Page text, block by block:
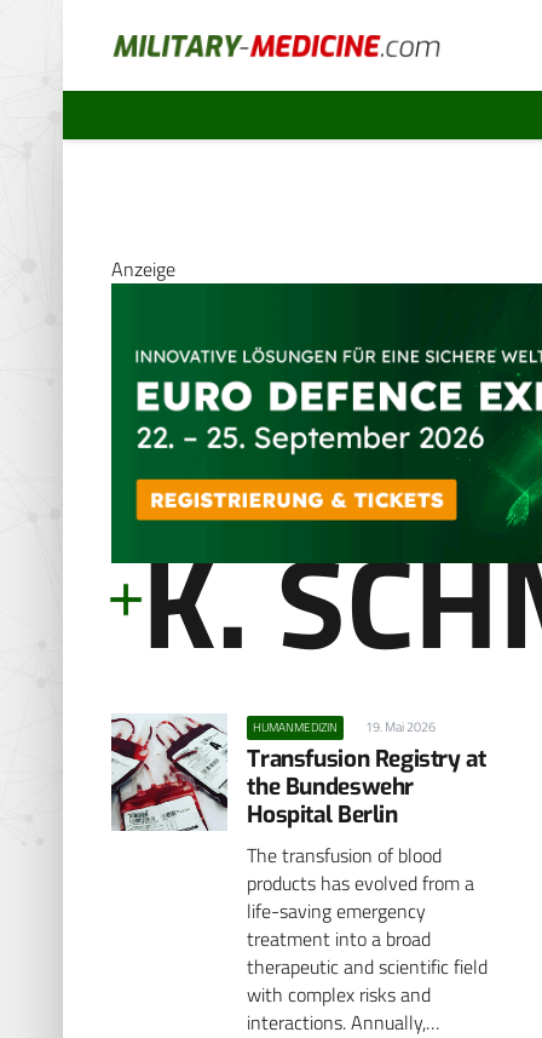
Anzeige
K.
HUMANMEDIZIN 19. Mai 2026
Transfusion Registry at
the Bundeswehr
Hospital Berlin
The transfusion of blood
products has evolved from a
life-saving emergency
treatment into a broad
therapeutic and scientific field
with complex risks and
interactions. Annually,…